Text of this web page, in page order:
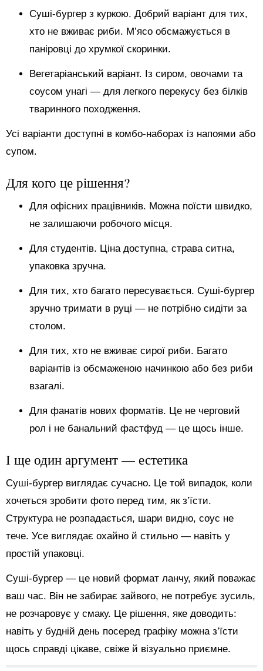
Суші-бургер з куркою. Добрий варіант для тих,
хто не вживає риби. М’ясо обсмажується в
паніровці до хрумкої скоринки.
Вегетаріанський варіант. Із сиром, овочами та
соусом унагі — для легкого перекусу без білків
тваринного походження.
Усі варіанти доступні в комбо-наборах із напоями або
супом.
Для кого це рішення?
Для офісних працівників. Можна поїсти швидко,
не залишаючи робочого місця.
Для студентів. Ціна доступна, страва ситна,
упаковка зручна.
Для тих, хто багато пересувається. Суші-бургер
зручно тримати в руці — не потрібно сидіти за
столом.
Для тих, хто не вживає сирої риби. Багато
варіантів із обсмаженою начинкою або без риби
взагалі.
Для фанатів нових форматів. Це не черговий
рол і не банальний фастфуд — це щось інше.
І ще один аргумент — естетика
Суші-бургер виглядає сучасно. Це той випадок, коли
хочеться зробити фото перед тим, як з’їсти.
Структура не розпадається, шари видно, соус не
тече. Усе виглядає охайно й стильно — навіть у
простій упаковці.
Суші-бургер — це новий формат ланчу, який поважає
ваш час. Він не забирає зайвого, не потребує зусиль,
не розчаровує у смаку. Це рішення, яке доводить:
навіть у будній день посеред графіку можна з’їсти
щось справді цікаве, свіже й візуально приємне.